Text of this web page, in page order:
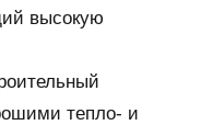
высокую
тепло- и